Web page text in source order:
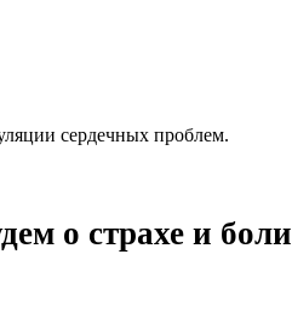
сердечных проблем.
о страхе и боли